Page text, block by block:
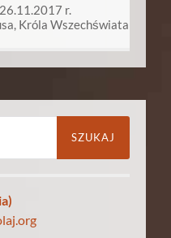
r.
Króla Wszechświata